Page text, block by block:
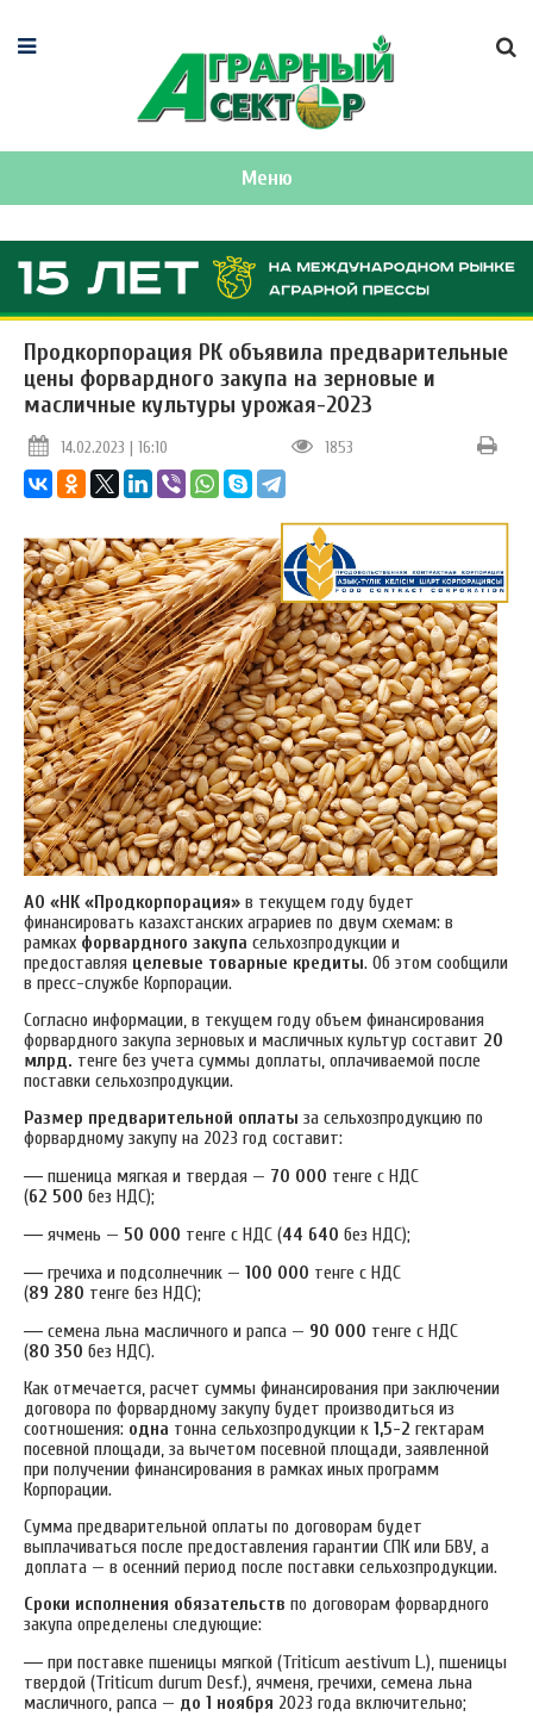
Меню
Продкорпорация РК объявила предварительные
цены форвардного закупа на зерновые и
масличные культуры урожая-2023
14.02.2023 | 16:10 1853
АО «НК «Продкорпорация» в текущем году будет
финансировать казахстанских аграриев по двум схемам: в
рамках форвардного закупа сельхозпродукции и
предоставляя целевые товарные кредиты. Об этом сообщили
в пресс-службе Корпорации.
Согласно информации, в текущем году объем финансирования
форвардного закупа зерновых и масличных культур составит 20
млрд. тенге без учета суммы доплаты, оплачиваемой после
поставки сельхозпродукции.
Размер предварительной оплаты за сельхозпродукцию по
форвардному закупу на 2023 год составит:
— пшеница мягкая и твердая — 70 000 тенге с НДС
(62 500 без НДС);
— ячмень — 50 000 тенге с НДС (44 640 без НДС);
— гречиха и подсолнечник — 100 000 тенге с НДС
(89 280 тенге без НДС);
— семена льна масличного и рапса — 90 000 тенге с НДС
(80 350 без НДС).
Как отмечается, расчет суммы финансирования при заключении
договора по форвардному закупу будет производиться из
соотношения: одна тонна сельхозпродукции к 1,5-2 гектарам
посевной площади, за вычетом посевной площади, заявленной
при получении финансирования в рамках иных программ
Корпорации.
Сумма предварительной оплаты по договорам будет
выплачиваться после предоставления гарантии СПК или БВУ, а
доплата — в осенний период после поставки сельхозпродукции.
Сроки исполнения обязательств по договорам форвардного
закупа определены следующие:
— при поставке пшеницы мягкой (Triticum aestivum L.), пшеницы
твердой (Triticum durum Desf.), ячменя, гречихи, семена льна
масличного, рапса — до 1 ноября 2023 года включительно;